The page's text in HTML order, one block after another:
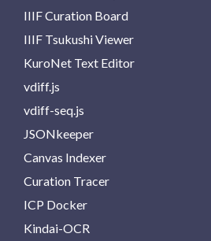
IIIF Curation Board
IIIF Tsukushi Viewer
KuroNet Text Editor
vdiff.js
vdiff-seq.js
JSONkeeper
Canvas Indexer
Curation Tracer
ICP Docker
Kindai-OCR